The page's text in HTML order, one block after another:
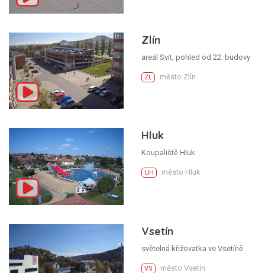
Zlín
areál Svit, pohled od 22. budovy
ZL město Zlín
Hluk
Koupaliště Hluk
UH město Hluk
Vsetín
světelná křižovatka ve Vsetíně
VS město Vsetín